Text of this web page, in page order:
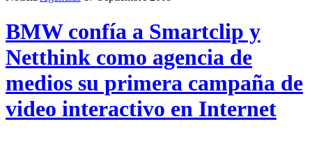
BMW confía a Smartclip y
Netthink como agencia de
medios su primera campaña de
video interactivo en Internet